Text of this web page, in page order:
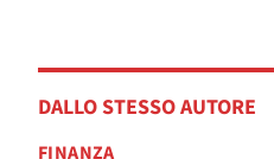
DALLO STESSO AUTORE
FINANZA